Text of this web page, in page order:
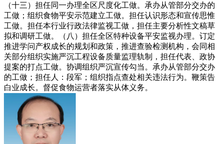
（十三）担任同一办理全区尺度化工做。承办从管部分交办的
工做；组织食物平安示范建立工做。担任认识形态和宣传思惟
工做。担任本行业行政法律监视工做，担任主要分析性文稿草
拟和调研工做。（八）担任全区特种设备平安监视办理。订定
推进学问产权成长的规划和政策，推进查验检测机构，会同相
关部分组织实施严沉工程设备质量监理轨制，担任代表、政协
提案的打点工做。协调组织严沉宣传勾当。承办从管部分交办
的工做；担任人：段军；组织指点查处相关违法行为。鞭策告
白业成长。督促食物运营者落实从体义务。